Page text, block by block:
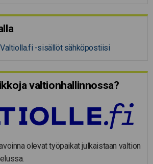
-sisällöt sähköpostiisi
valtion­hal­lin­nossa?
olevat työpaikat julkaistaan valtion